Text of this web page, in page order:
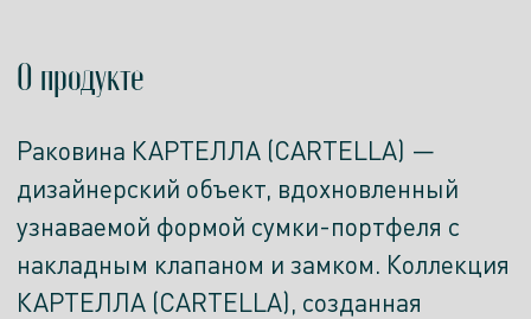
О продукте
Раковина КАРТЕЛЛА (CARTELLA) —
дизайнерский объект, вдохновленный
узнаваемой формой сумки-портфеля с
накладным клапаном и замком. Коллекция
КАРТЕЛЛА (CARTELLA), созданная